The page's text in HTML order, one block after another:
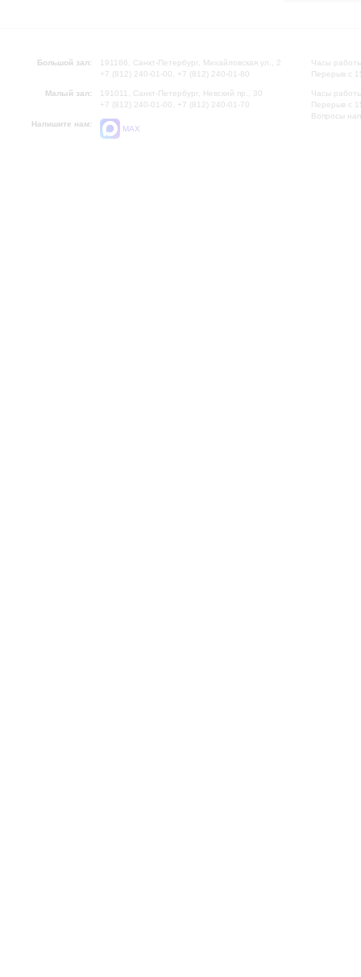
Большой зал:
191186, Санкт-Петербург, Михайловская ул., 2
+7 (812) 240-01-00, +7 (812) 240-01-80
Малый зал:
191011, Санкт-Петербург, Невский пр., 30
+7 (812) 240-01-00, +7 (812) 240-01-70
Напишите нам:
MAX
Часы
Перерыв с
Часы
Перерыв с
Вопросы